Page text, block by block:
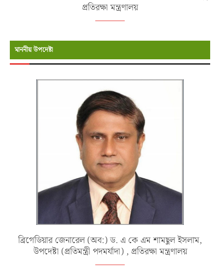
প্রতিরক্ষা মন্ত্রণালয়
মাননীয় উপদেষ্টা
ব্রিগেডিয়ার জেনারেল (অব:) ড. এ কে এম শামছুল ইসলাম,
উপদেষ্টা (প্রতিমন্ত্রী পদমর্যাদা) , প্রতিরক্ষা মন্ত্রণালয়